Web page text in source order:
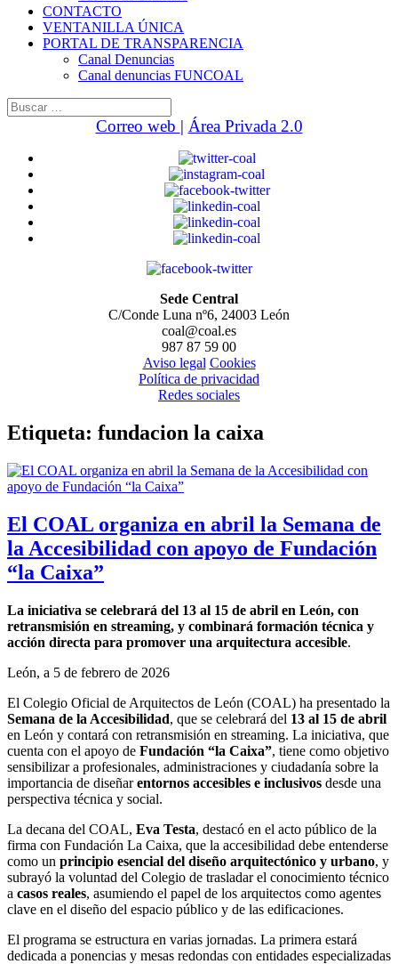
CONTACTO
VENTANILLA ÚNICA
PORTAL DE TRANSPARENCIA
Canal Denuncias
Canal denuncias FUNCOAL
Buscar:
Correo web | Área Privada 2.0
Sede Central
C/Conde Luna nº6, 24003 León
coal@coal.es
987 87 59 00
Aviso legal Cookies
Política de privacidad
Redes sociales
Etiqueta: fundacion la caixa
El COAL organiza en abril la Semana de
la Accesibilidad con apoyo de Fundación
“la Caixa”
La iniciativa se celebrará del 13 al 15 de abril en León, con
retransmisión en streaming, y combinará formación técnica y
acción directa para promover una arquitectura accesible.
León, a 5 de febrero de 2026
El Colegio Oficial de Arquitectos de León (COAL) ha presentado la
Semana de la Accesibilidad, que se celebrará del 13 al 15 de abril
en León y contará con retransmisión en streaming. La iniciativa, que
cuenta con el apoyo de Fundación “la Caixa”, tiene como objetivo
sensibilizar a profesionales, administraciones y ciudadanía sobre la
importancia de diseñarentornos accesibles e inclusivos desde una
perspectiva técnica y social.
La decana del COAL, Eva Testa, destacó en el acto público de la
firma con Fundación La Caixa, que la accesibilidad debe entenderse
como un principio esencial del diseño arquitectónico y urbano, y
subrayó la voluntad del Colegio de trasladar el conocimiento técnico
a casos reales, asumiendo el papel de los arquitectos como agentes
clave en el diseño del espacio público y de las edificaciones.
El programa se estructura en varias jornadas. La primera estará
dedicada a ponencias y mesas redondas con entidades especializadas